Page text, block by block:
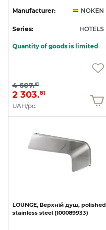
Manufacturer: NOKEN
Series: HOTELS
Quantity of goods is limited
4 607.61
2 303.81
UAH/pc.
LOUNGE, Верхній душ, polished
stainless steel (100089933)